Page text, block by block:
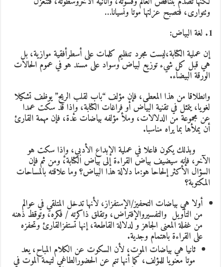
وتتوارى، فتصبح عزلتها موتا ونسيانا…
لغة البياض:
إن عملية الكتابة،ليست مجرد تنظيم كلمات على أسطرأفقية موازية، بل
هي قبل كل شيء توزيع لبياض وسواد على مسند هو في عموم الحالات
الورقة البيضاء.
وانطلاقا من هذا المعطى، فإن مؤلف “باب لقلب الريح” يوظف تشكيلا
لغويا، يتمثل في تقنية البياض أو فراغات الكتابة، وإذا قد سكت عمدا
عن مجموعة من الدلالات، وملأ مؤلفه بياضات عدة، فإن مهمة القارئ
أن يملأها بما يراه مناسبا.
وبذلك يكون فاعلا في عملية الإبداع الأدبي، وإذا سكت هو
الآخر، فإنه سيضيف بياض القراءة إلى بياض الكتابة، ومن ثم فإن
السؤال الأكثر إلحاحا هو:ما دلالة هذا البياض؟ وما علاقته بالمساحات
المكتوبة؟
أولا هي بياضات التحفيز/الإستفزاز، لأنها تدخل المتلقي في عوالم
من التأويل والتفسيروالإفتراض، وتقلق ذاكرته / فكره، وتوقظ ذهنه
من غفلة المعنى الجاهز و لدلالة القاطعة، إنها تستفزالقارئ وتحفزه
على القراءة باهتمام وجدية.
ثانيا هي بياضات الموت، لأن السكوت عن الكلام المباح، يعد
موتا معنويا للمؤلف، كما أنها تنم عن الحضورالطاغي لتيمة الموت في